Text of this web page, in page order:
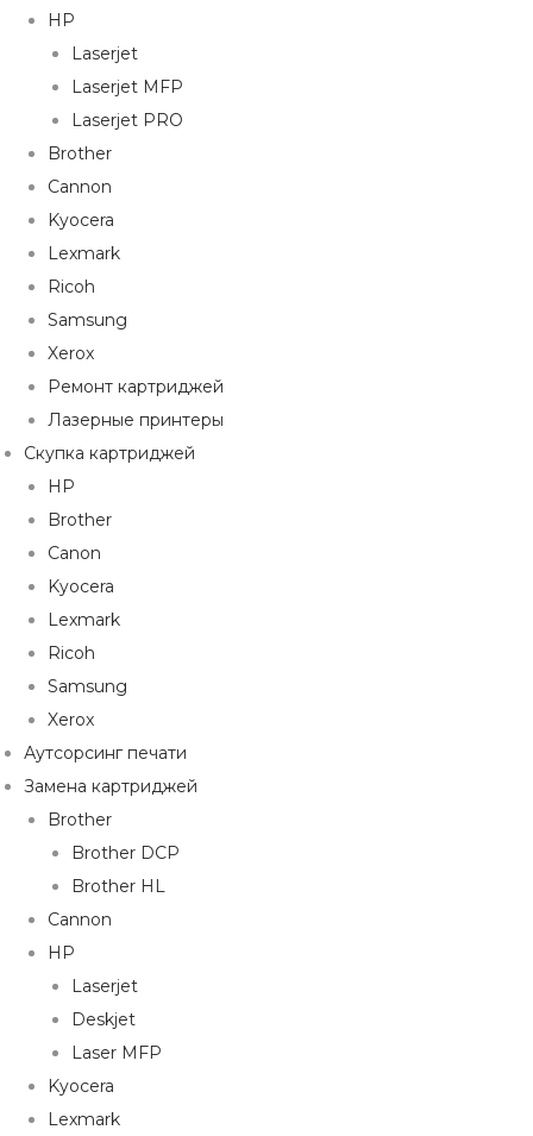
HP
Laserjet
Laserjet MFP
Laserjet PRO
Brother
Cannon
Kyocera
Lexmark
Ricoh
Samsung
Xerox
Ремонт картриджей
Лазерные принтеры
Скупка картриджей
HP
Brother
Canon
Kyocera
Lexmark
Ricoh
Samsung
Xerox
Аутсорсинг печати
Замена картриджей
Brother
Brother DCP
Brother HL
Cannon
HP
Laserjet
Deskjet
Laser MFP
Kyocera
Lexmark